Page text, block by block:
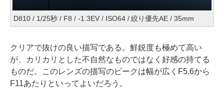
D810 / 1/25秒 / F8 / -1.3EV / ISO64 / 絞り優先AE / 35mm
クリアで抜けの良い描写である。鮮鋭度も極めて高い
が、カリカリとした不自然なものではなく好感の持てる
ものだ。このレンズの描写のピークは幅が広くF5.6から
F11あたりといってよいだろう。